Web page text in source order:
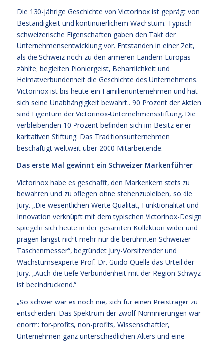
Die 130-jährige Geschichte von Victorinox ist geprägt von
Beständigkeit und kontinuierlichem Wachstum. Typisch
schweizerische Eigenschaften gaben den Takt der
Unternehmensentwicklung vor. Entstanden in einer Zeit,
als die Schweiz noch zu den ärmeren Ländern Europas
zählte, begleiten Pioniergeist, Beharrlichkeit und
Heimatverbundenheit die Geschichte des Unternehmens.
Victorinox ist bis heute ein Familienunternehmen und hat
sich seine Unabhängigkeit bewahrt.. 90 Prozent der Aktien
sind Eigentum der Victorinox-Unternehmensstiftung. Die
verbleibenden 10 Prozent befinden sich im Besitz einer
karitativen Stiftung. Das Traditionsunternehmen
beschäftigt weltweit über 2000 Mitarbeitende.
Das erste Mal gewinnt ein Schweizer Markenführer
Victorinox habe es geschafft, den Markenkern stets zu
bewahren und zu pflegen ohne stehenzubleiben, so die
Jury. „Die wesentlichen Werte Qualität, Funktionalität und
Innovation verknüpft mit dem typischen Victorinox-Design
spiegeln sich heute in der gesamten Kollektion wider und
prägen längst nicht mehr nur die berühmten Schweizer
Taschenmesser“, begründet Jury-Vorsitzender und
Wachstumsexperte Prof. Dr. Guido Quelle das Urteil der
Jury. „Auch die tiefe Verbundenheit mit der Region Schwyz
ist beeindruckend.“
„So schwer war es noch nie, sich für einen Preisträger zu
entscheiden. Das Spektrum der zwölf Nominierungen war
enorm: for-profits, non-profits, Wissenschaftler,
Unternehmen ganz unterschiedlichen Alters und eine